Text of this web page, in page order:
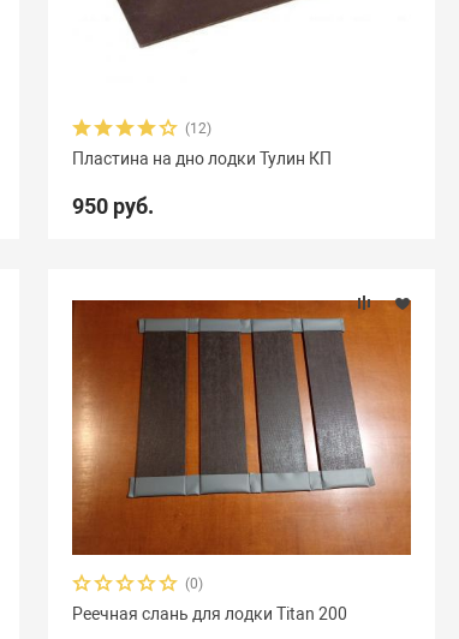
(12)
Пластина на дно лодки Тулин КП
950 руб.
(0)
Реечная слань для лодки Titan 200